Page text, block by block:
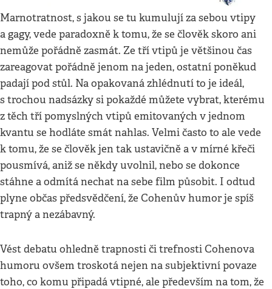
Marnotratnost, s jakou se tu kumulují za sebou vtipy
a gagy, vede paradoxně k tomu, že se člověk skoro ani
nemůže pořádně zasmát. Ze tří vtipů je většinou čas
zareagovat pořádně jenom na jeden, ostatní poněkud
padají pod stůl. Na opakovaná zhlédnutí to je ideál,
s trochou nadsázky si pokaždé můžete vybrat, kterému
z těch tří pomyslných vtipů emitovaných v jednom
kvantu se hodláte smát nahlas. Velmi často to ale vede
k tomu, že se člověk jen tak ustavičně a v mírné křeči
pousmívá, aniž se někdy uvolnil, nebo se dokonce
stáhne a odmítá nechat na sebe film působit. I odtud
plyne občas předsvědčení, že Cohenův humor je spíš
trapný a nezábavný.
Vést debatu ohledně trapnosti či trefnosti Cohenova
humoru ovšem troskotá nejen na subjektivní povaze
toho, co komu připadá vtipné, ale především na tom, že